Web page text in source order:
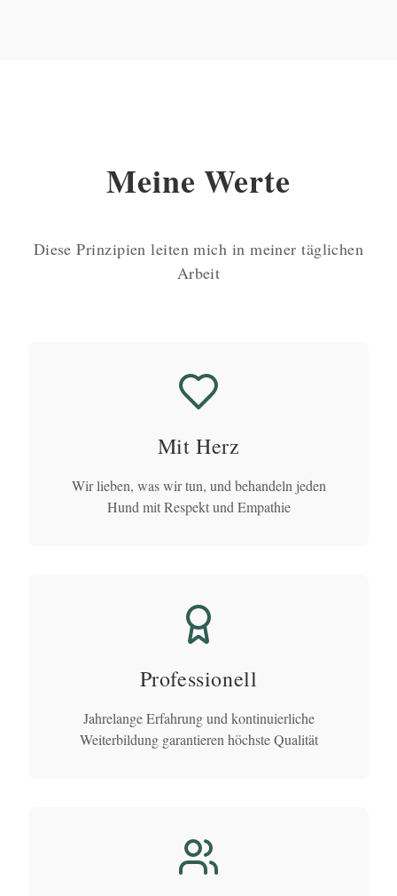
Meine Werte
Diese Prinzipien leiten mich in meiner täglichen
Arbeit
Mit Herz
Wir lieben, was wir tun, und behandeln jeden
Hund mit Respekt und Empathie
Professionell
Jahrelange Erfahrung und kontinuierliche
Weiterbildung garantieren höchste Qualität